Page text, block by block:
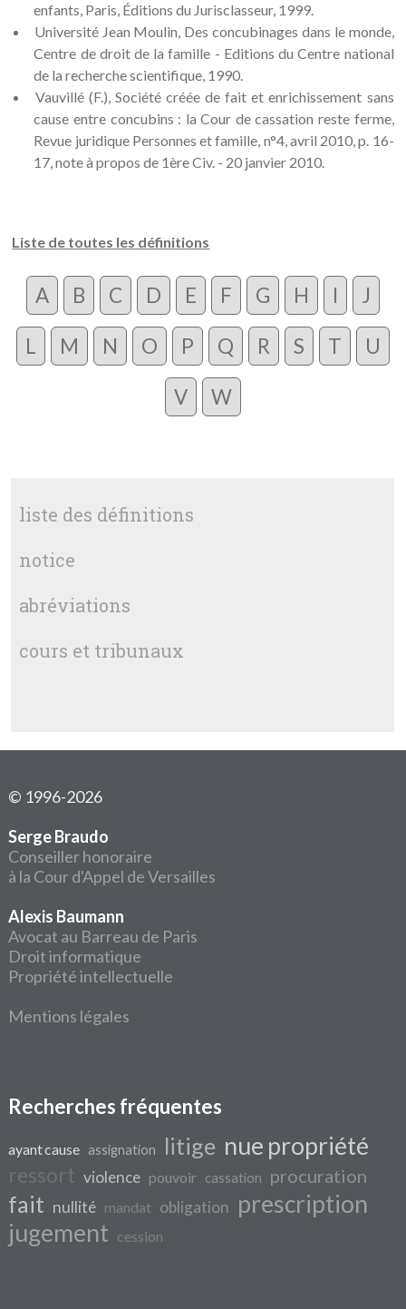
enfants, Paris, Éditions du Jurisclasseur, 1999.
Université Jean Moulin, Des concubinages dans le monde,
Centre de droit de la famille - Editions du Centre national
de la recherche scientifique, 1990.
Vauvillé (F.), Société créée de fait et enrichissement sans
cause entre concubins : la Cour de cassation reste ferme,
Revue juridique Personnes et famille, n°4, avril 2010, p. 16-
17, note à propos de 1ère Civ. - 20 janvier 2010.
Liste de toutes les définitions
A B C D E F G H I J
L M N O P Q R S T U
V W
liste des définitions
notice
abréviations
cours et tribunaux
© 1996-2026
Serge Braudo
Conseiller honoraire
à la Cour d'Appel de Versailles
Alexis Baumann
Avocat au Barreau de Paris
Droit informatique
Propriété intellectuelle
Mentions légales
Recherches fréquentes
ayant cause assignation litige nue propriété
ressort violence pouvoir cassation procuration
fait nullité mandat obligation prescription
jugement cession